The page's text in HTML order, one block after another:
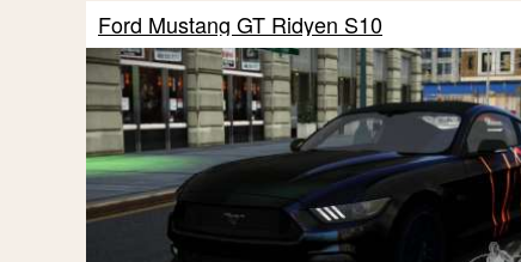
Ford Mustang GT Ridyen S10